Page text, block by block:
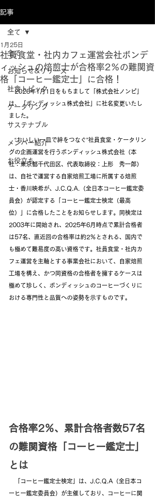
記事
全て
お知らせ&リリース
社食トピック
ケータリング
サステナブル
メンバー紹介
お役立ち
全て
社員食堂・社内カフェ運営会社ボンデ
ィッシュの焙煎士が合格率2％の難関資
格「コーヒー鑑定士」に合格！
1月25日
2026年1月1日をもちまして「株式会社ノンピ」
は、「ボンディッシュ株式会社」に社名変更いたし
ました。
“おいしい一皿で絆をつなぐ”社員食堂・ケータリン
グの企画運営を行うボンディッシュ株式会社（本
社：東京都千代田区、代表取締役：上形　秀一郎）
は、自社で運営する自家焙煎工場に所属する焙煎
士・香川映希が、J.C.Q.A.（全日本コーヒー鑑定委
員会）が認定する「コーヒー鑑定士検定（最高
位）」に合格したことをお知らせします。同検定は
2003年に開始され、2025年6月時点で累計合格者
は57名、直近回の合格率は約2％とされる、国内で
も極めて難易度の高い資格です。社員食堂・社内カ
フェ運営を主軸とする事業会社において、自家焙煎
工場を構え、かつ同資格の合格者を擁するケースは
極めて珍しく、ボンディッシュのコーヒーづくりに
おける専門性と品質への姿勢を示すものです。
合格率2％、累計合格者数57名
の難関資格「コーヒー鑑定士」
とは
「コーヒー鑑定士検定」は、J.C.Q.A（全日本コ
ーヒー鑑定委員会）が主催しており、コーヒーに関